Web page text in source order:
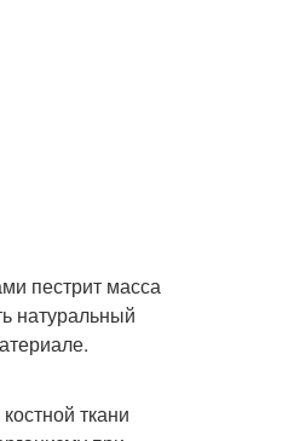
пестрит масса
натуральный
ткани